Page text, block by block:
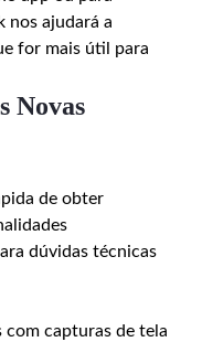
nos ajudará a
for mais útil para
Novas
de obter
dúvidas técnicas
com capturas de tela